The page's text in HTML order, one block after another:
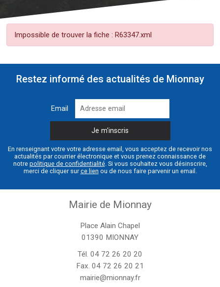
Impossible de trouver la fiche : R63347.xml
Restez informé des actualités de Mionnay
Email
En renseignant votre votre adresse email, vous acceptez de recevoir nos
actualités par courrier électronique et vous prenez connaissance de
notre politique de confidentialité. Si vous souhaitez vous désinscrire,
merci de cliquer surce lien ou de nous faire parvenir un email.
Mairie de Mionnay
Place Alain Chapel
01390 MIONNAY
Tél. 04 72 26 20 20
Fax. 04 72 26 20 21
mairie@mionnay.fr